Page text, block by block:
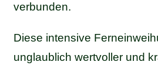
verbunden.
Diese intensive
unglaublich wertvoller und